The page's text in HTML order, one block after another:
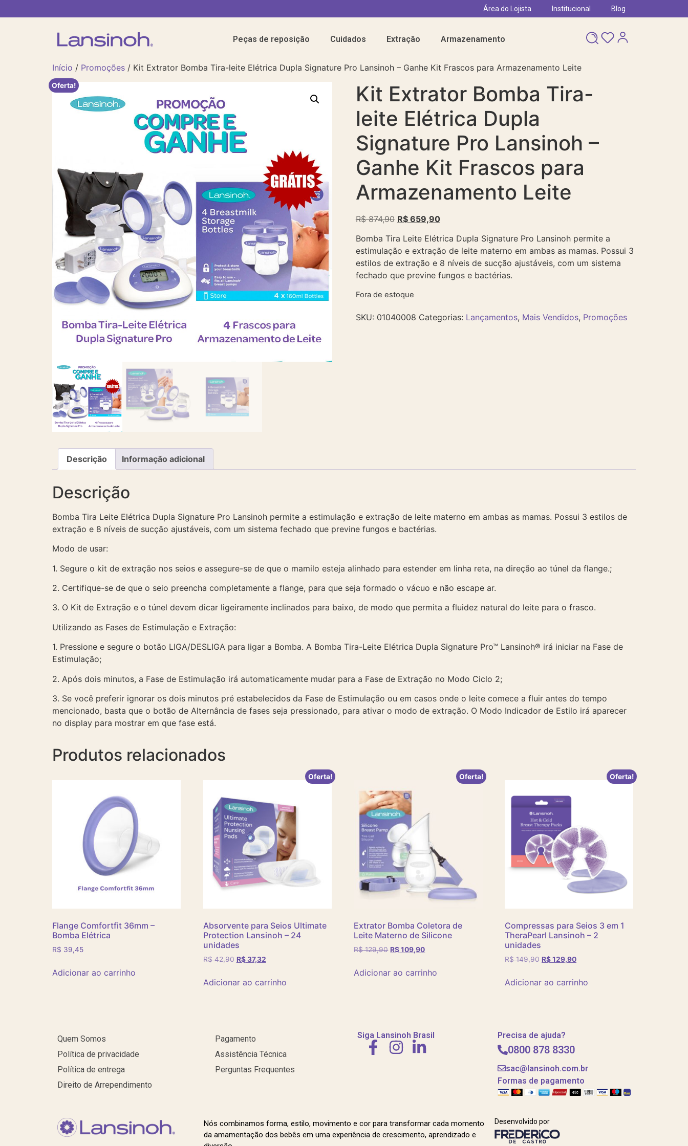
Área do Lojista Institucional Blog
Peças de reposição Cuidados Extração Armazenamento
Início / Promoções / Kit Extrator Bomba Tira-leite Elétrica Dupla Signature Pro Lansinoh – Ganhe Kit Frascos para Armazenamento Leite
Oferta!
Kit Extrator Bomba Tira-
leite Elétrica Dupla
Signature Pro Lansinoh –
Ganhe Kit Frascos para
Armazenamento Leite
R$874,90 R$659,90
Bomba Tira Leite Elétrica Dupla Signature Pro Lansinoh permite a
estimulação e extração de leite materno em ambas as mamas. Possui 3
estilos de extração e 8 níveis de sucção ajustáveis, com um sistema
fechado que previne fungos e bactérias.
Fora de estoque
SKU: 01040008 Categorias: Lançamentos, Mais Vendidos, Promoções
Descrição Informação adicional
Descrição
Bomba Tira Leite Elétrica Dupla Signature Pro Lansinoh permite a estimulação e extração de leite materno em ambas as mamas. Possui 3 estilos de
extração e 8 níveis de sucção ajustáveis, com um sistema fechado que previne fungos e bactérias.
Modo de usar:
1. Segure o kit de extração nos seios e assegure-se de que o mamilo esteja alinhado para estender em linha reta, na direção ao túnel da flange.;
2. Certifique-se de que o seio preencha completamente a flange, para que seja formado o vácuo e não escape ar.
3. O Kit de Extração e o túnel devem dicar ligeiramente inclinados para baixo, de modo que permita a fluidez natural do leite para o frasco.
Utilizando as Fases de Estimulação e Extração:
1. Pressione e segure o botão LIGA/DESLIGA para ligar a Bomba. A Bomba Tira-Leite Elétrica Dupla Signature Pro™ Lansinoh® irá iniciar na Fase de
Estimulação;
2. Após dois minutos, a Fase de Estimulação irá automaticamente mudar para a Fase de Extração no Modo Ciclo 2;
3. Se você preferir ignorar os dois minutos pré estabelecidos da Fase de Estimulação ou em casos onde o leite comece a fluir antes do tempo
mencionado, basta que o botão de Alternância de fases seja pressionado, para ativar o modo de extração. O Modo Indicador de Estilo irá aparecer
no display para mostrar em que fase está.
Produtos relacionados
Flange Comfortfit 36mm –
Bomba Elétrica
R$ 39,45
Adicionar ao carrinho
Oferta!
Absorvente para Seios Ultimate
Protection Lansinoh – 24
unidades
R$42,90 R$37,32
Adicionar ao carrinho
Oferta!
Extrator Bomba Coletora de
Leite Materno de Silicone
R$129,90 R$109,90
Adicionar ao carrinho
Oferta!
Compressas para Seios 3 em 1
TheraPearl Lansinoh – 2
unidades
R$149,90 R$129,90
Adicionar ao carrinho
Quem Somos
Política de privacidade
Política de entrega
Direito de Arrependimento
Pagamento
Assistência Técnica
Perguntas Frequentes
Siga Lansinoh Brasil Precisa de ajuda?
0800 878 8330
sac@lansinoh.com.br
Formas de pagamento
Nós combinamos forma, estilo, movimento e cor para transformar cada momento
da amamentação dos bebês em uma experiência de crescimento, aprendizado e
Desenvolvido por